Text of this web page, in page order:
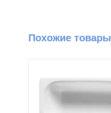
Похожие товары